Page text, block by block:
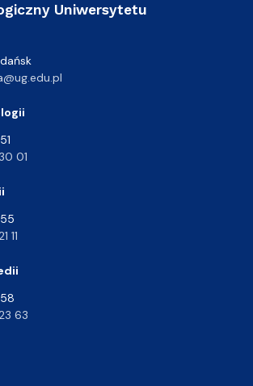
Uniwersytetu
01
11
63